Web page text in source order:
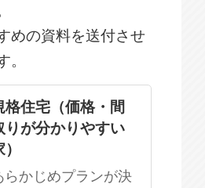
めの資料を送付させ
注文住宅
まっていない
格住宅（価格・間
りが分かりやすい
らかじめプランが決